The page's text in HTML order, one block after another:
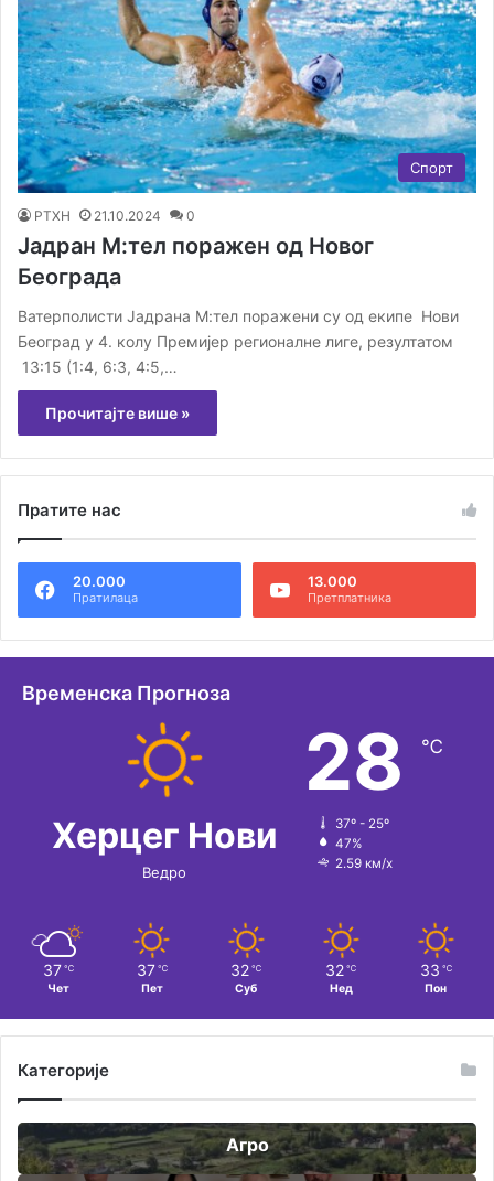
Спорт
РТХН 21.10.2024 0
Јадран М:тел поражен од Новог
Београда
Ватерполисти Јадрана М:тел поражени су од екипе Нови
Београд у 4. колу Премијер регионалне лиге, резултатом
13:15 (1:4, 6:3, 4:5,…
Прочитајте више »
Пратите нас
20.000
Пратилаца
13.000
Претплатника
Временска Прогноза
Херцег Нови
Ведро
28 ℃
37º - 25º
47%
2.59 км/х
37 ℃
Чет
37 ℃
Пет
32 ℃
Суб
32 ℃
Нед
33 ℃
Пон
Категорије
Агро